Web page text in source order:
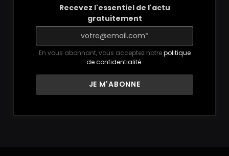
Recevez l'essentiel de l'actu
gratuitement
En vous abonnant, vous acceptez notrepolitique
de confidentialité.